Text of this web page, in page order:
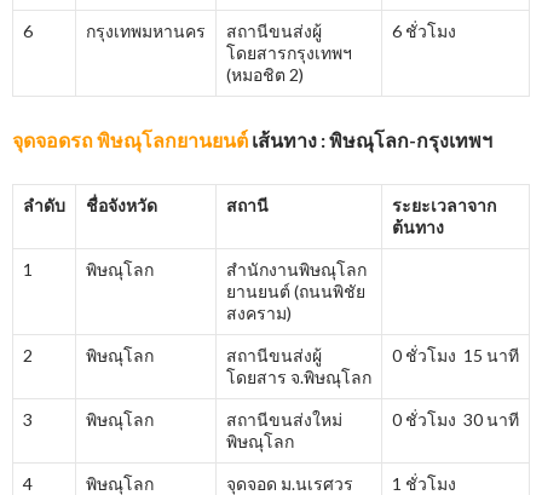
6 กรุงเทพมหานคร
สถานีขนส่งผู้
โดยสารกรุงเทพฯ
(หมอชิต 2)
6 ชั่วโมง
จุดจอดรถ พิษณุโลกยานยนต์ เส้นทาง : พิษณุโลก-กรุงเทพฯ
ลำดับ ชื่อจังหวัด สถานี
ระยะเวลาจาก
ต้นทาง
1 พิษณุโลก
สำนักงานพิษณุโลก
ยานยนต์ (ถนนพิชัย
สงคราม)
2 พิษณุโลก
สถานีขนส่งผู้
โดยสาร จ.พิษณุโลก
0 ชั่วโมง 15 นาที
3 พิษณุโลก
สถานีขนส่งใหม่
พิษณุโลก
0 ชั่วโมง 30 นาที
4 พิษณุโลก จุดจอด ม.นเรศวร 1 ชั่วโมง